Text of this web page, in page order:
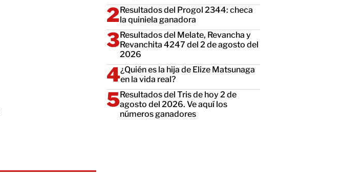
Resultados del Progol 2344: checa
la quiniela ganadora
Resultados del Melate, Revancha y
Revanchita 4247 del 2 de agosto del
2026
¿Quién es la hija de Elize Matsunaga
en la vida real?
Resultados del Tris de hoy 2 de
agosto del 2026. Ve aquí los
números ganadores